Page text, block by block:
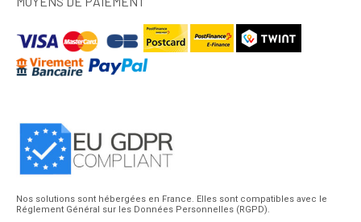
Nos solutions sont hébergées en France. Elles sont compatibles avec le
Réglement Général sur les Données Personnelles (RGPD).